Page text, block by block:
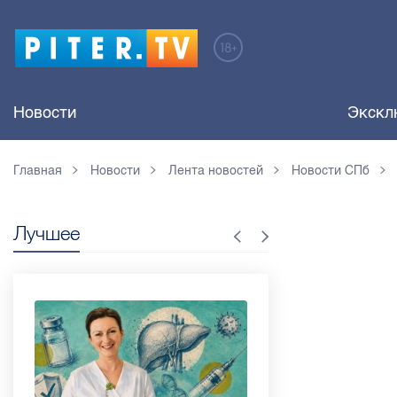
Новости
Главная Новости Лента новостей Новости СПб
Лучшее